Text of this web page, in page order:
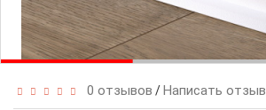
0 отзывов /Написать отзыв